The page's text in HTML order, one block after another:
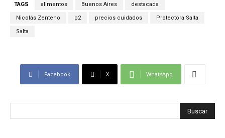
TAGS alimentos Buenos Aires destacada
Nicolás Zenteno p2 precios cuidados Protectora Salta
Salta
Facebook X WhatsApp